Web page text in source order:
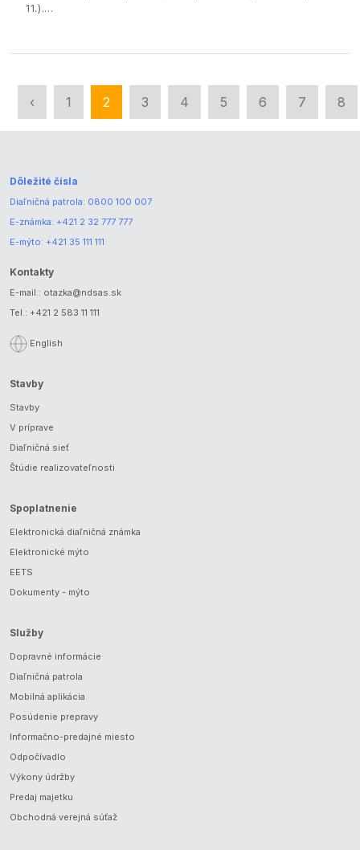
11.).
‹ 1 2 3 4 5 6 7 8
Dôležité čísla
Diaľničná patrola: 0800 100 007
E-známka: +421 2 32 777 777
E-mýto: +421 35 111 111
Kontakty
E-mail.: otazka@ndsas.sk
Tel.: +421 2 583 11 111
English
Stavby
Stavby
V príprave
Diaľničná sieť
Štúdie realizovateľnosti
Spoplatnenie
Elektronická diaľničná známka
Elektronické mýto
EETS
Dokumenty - mýto
Služby
Dopravné informácie
Diaľničná patrola
Mobilná aplikácia
Posúdenie prepravy
Informačno-predajné miesto
Odpočívadlo
Výkony údržby
Predaj majetku
Obchodná verejná súťaž